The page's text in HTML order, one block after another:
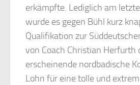
erkämpfte. Lediglich am
wurde es gegen Bühl kurz
Qualifikation zur
von Coach Christian Herfurth
erscheinende nordbadische
Lohn für eine tolle und